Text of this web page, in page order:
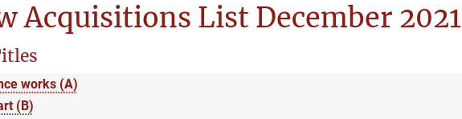
Acquisitions List December 2021
works (A)
(B)